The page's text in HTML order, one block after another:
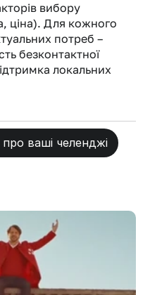
вибору
ціна). Для кожного
потреб –
безконтактної
локальних
ваші челенджі